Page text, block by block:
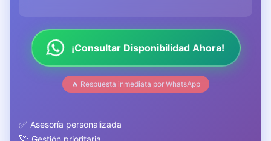
¡Consultar Disponibilidad Ahora!
🔥 Respuesta inmediata por WhatsApp
✅ Asesoría personalizada